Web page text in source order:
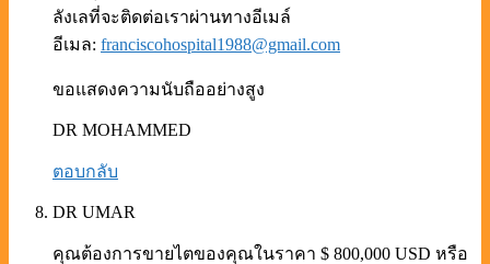
ลังเลที่จะติดต่อเราผ่านทางอีเมล์
อีเมล: franciscohospital1988@gmail.com
ขอแสดงความนับถืออย่างสูง
DR MOHAMMED
ตอบกลับ
DR UMAR
คุณต้องการขายไตของคุณในราคา $ 800,000 USD หรือ